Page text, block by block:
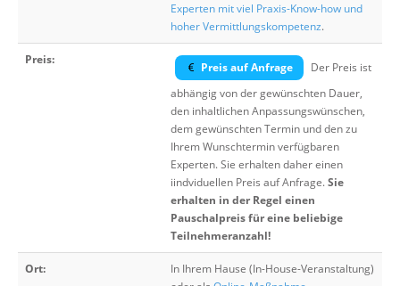
Experten mit viel Praxis-Know-how und
hoher Vermittlungskompetenz.
Preis:
Preis auf Anfrage
Der Preis ist
abhängig von der gewünschten Dauer,
den inhaltlichen Anpassungswünschen,
dem gewünschten Termin und den zu
Ihrem Wunschtermin verfügbaren
Experten. Sie erhalten daher einen
iindviduellen Preis auf Anfrage.Sie
erhalten in der Regel einen
Pauschalpreis für eine beliebige
Teilnehmeranzahl!
Ort:
In Ihrem Hause (In-House-Veranstaltung)